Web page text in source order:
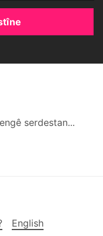
serdestan...
English